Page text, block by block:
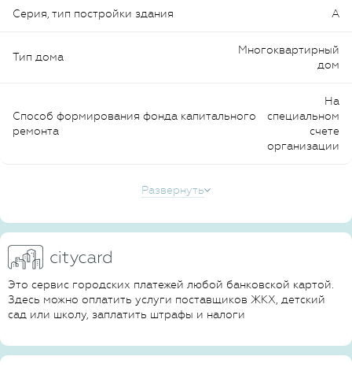
Серия, тип постройки здания А
Тип дома
Многоквартирный
дом
Способ формирования фонда капитального
ремонта
На
специальном
счете
организации
Развернуть
Это сервис городских платежей любой банковской картой.
Здесь можно оплатить услуги поставщиков ЖКХ, детский
сад или школу, заплатить штрафы и налоги